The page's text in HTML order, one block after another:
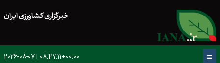
خبرگزاری کشاورزی ایران
2026-08-07T08:47:11+00:00